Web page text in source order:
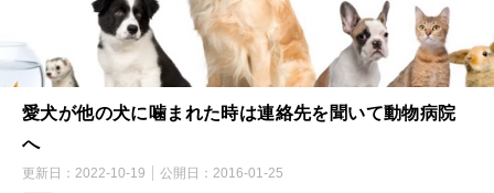
愛犬が他の犬に噛まれた時は連絡先を聞いて動物病院
へ
更新日： 2022-10-19 公開日： 2016-01-25